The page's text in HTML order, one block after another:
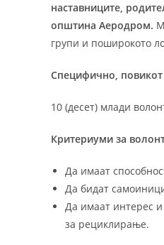
наставниците,
општина Аеродром.
групи и поширокото
Специфично, повикот
10 (десет) млади
Критериуми за
Да имаат
Да бидат
Да имаат интерес
за рециклирање.